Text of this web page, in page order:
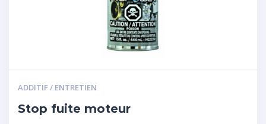
ADDITIF / ENTRETIEN
Stop fuite moteur